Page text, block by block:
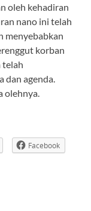
oleh kehadiran
nano ini telah
menyebabkan
korban
telah
dan agenda.
olehnya.
Facebook